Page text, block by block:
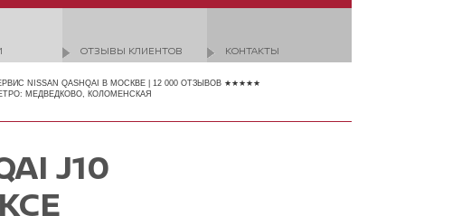
ОТЗЫВЫ КЛИЕНТОВ КОНТАКТЫ
NISSAN QASHQAI В МОСКВЕ | 12 000 ОТЗЫВОВ ★★★★★
МЕДВЕДКОВО, КОЛОМЕНСКАЯ
J10